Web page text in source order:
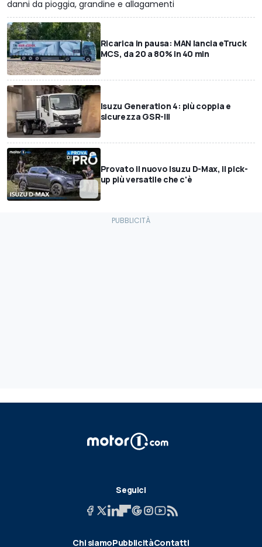
danni da pioggia, grandine e allagamenti
Ricarica in pausa: MAN lancia eTruck
MCS, da 20 a 80% in 40 min
Isuzu Generation 4: più coppia e
sicurezza GSR-III
Provato il nuovo Isuzu D-Max, il pick-
up più versatile che c'è
Seguici
Chi siamoPubblicitàContatti